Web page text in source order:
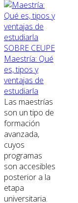
SOBRE CEUPE
Maestría: Qué
es, tipos y
ventajas de
estudiarla
Las maestrías
son un tipo de
formación
avanzada,
cuyos
programas
son accesibles
posterior a la
etapa
universitaria.